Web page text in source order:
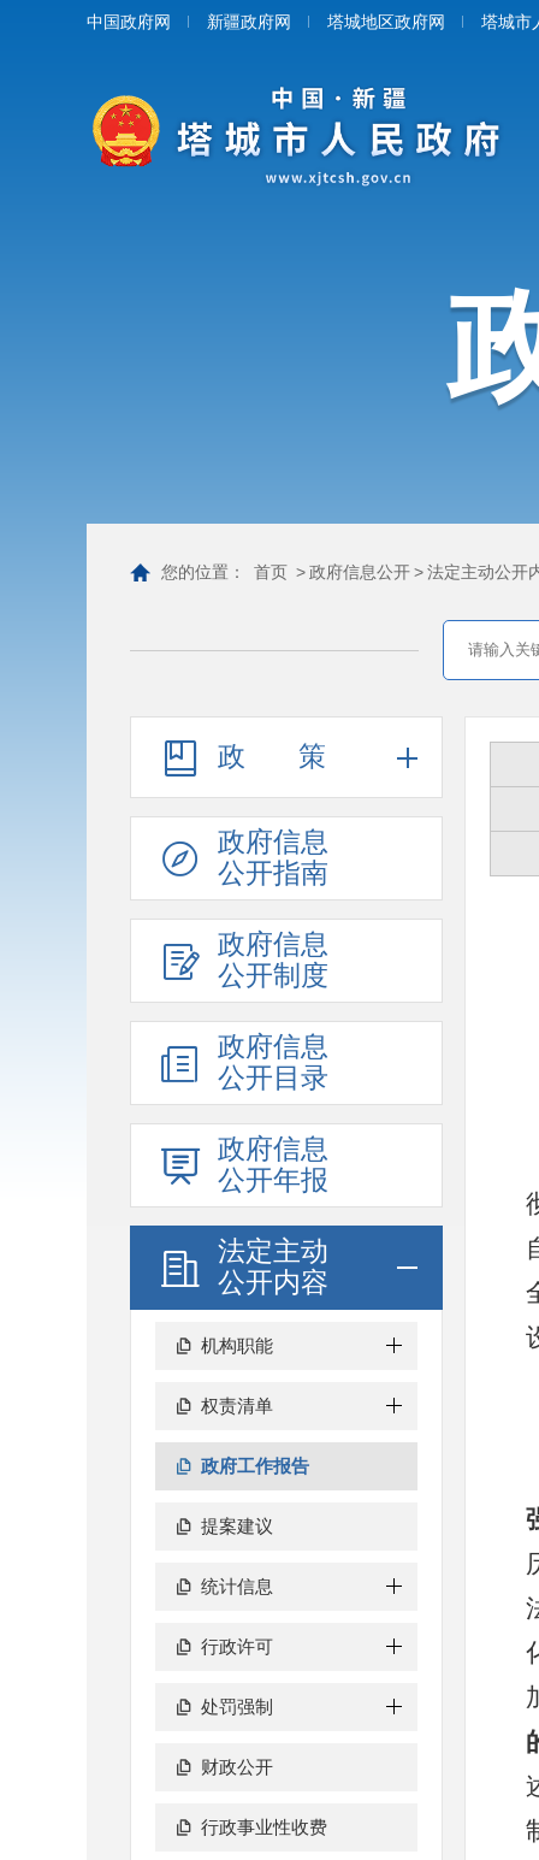
中国政府网 新疆政府网 塔城地区政府网 塔城市
您的位置： 首页 >政府信息公开>法定主动公开
政策
政府信息
公开指南
政府信息
公开制度
政府信息
公开目录
政府信息
公开年报
法定主动
公开内容
机构职能
权责清单
政府工作报告
提案建议
统计信息
行政许可
处罚强制
财政公开
行政事业性收费